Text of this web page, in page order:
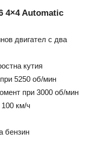
4×4 Automatic
двигател с два
кутия
5250 об/мин
при 3000 об/мин
км/ч
бензин